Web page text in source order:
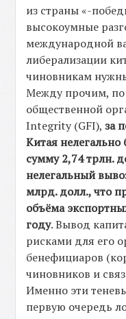
из страны «-
высокоумные
международной
либерализации
чиновникам
Между прочим,
общественной
Integrity (GFI),за
Китая
сумму 2,74 трлн.
нелегальный
млрд. долл., что
объёма
году. Вывод
рисками для его
бенефициаров
чиновников и
Именно эти
первую очередь